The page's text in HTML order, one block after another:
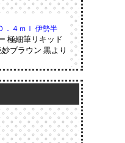
．４ｍｌ 伊勢半
極細筆リキッド
ブラウン 黒より